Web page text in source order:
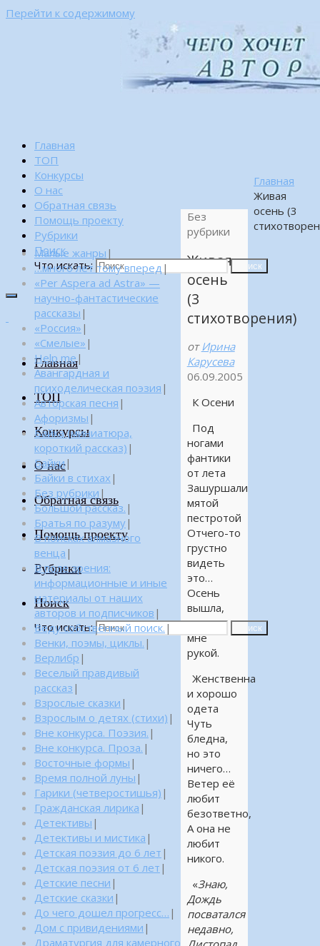
Перейти к содержимому
Главная
ТОП
Конкурсы
О нас
Обратная связь
Помощь проекту
Рубрики
Поиск
Что искать:
Поиск
Главная
ТОП
Конкурсы
О нас
Обратная связь
Помощь проекту
Рубрики
Поиск
Что искать: Поиск
Главная
Живая
осень (3
Без
рубрики
Живая
осень
(3
стихотворения)
от Ирина
Карусева
06.09.2005
К Осени
Под
ногами
фантики
от лета
Зашуршали
мятой
пестротой
Отчего-то
грустно
видеть
это…
Осень
вышла,
машет
мне
рукой.
Женственна
и хорошо
одета
Чуть
бледна,
но это
ничего…
Ветер её
любит
безответно,
А она не
любит
никого.
«Знаю,
Дождь
посватался
недавно,
Малые жанры |
…много лет тому вперед |
«Per Aspera ad Astra» —
научно-фантастические
рассказы |
«Россия» |
«Смелые» |
Help me|
Авангардная и
психоделическая поэзия |
Авторская песня |
Афоризмы |
Байка (миниатюра,
короткий рассказ) |
Байки|
Байки в стихах |
Без рубрики |
Большой рассказ. |
Братья по разуму|
В поисках алмазного
венца |
В поле зрения:
информационные и иные
материалы от наших
авторов и подписчиков |
Веду собственный поиск. |
Венки, поэмы, циклы. |
Верлибр |
Веселый правдивый
рассказ |
Взрослые сказки |
Взрослым о детях (стихи) |
Вне конкурса. Поэзия. |
Вне конкурса. Проза. |
Восточные формы |
Время полной луны |
Гарики (четверостишья) |
Гражданская лирика |
Детективы |
Детективы и мистика |
Детская поэзия до 6 лет |
Детская поэзия от 6 лет |
Детские песни |
Детские сказки |
До чего дошел прогресс… |
Дом с привидениями |
Драматургия для камерного